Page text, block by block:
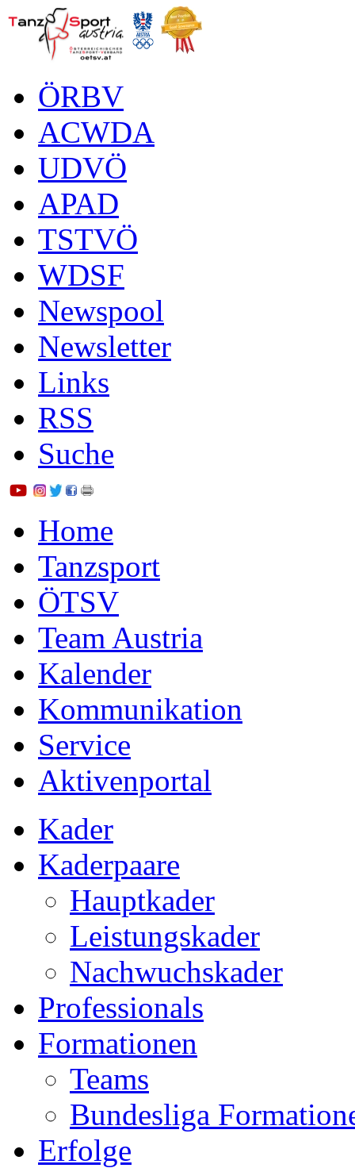
ÖRBV
ACWDA
UDVÖ
APAD
TSTVÖ
WDSF
Newspool
Newsletter
Links
RSS
Suche
Home
Tanzsport
ÖTSV
Team Austria
Kalender
Kommunikation
Service
Aktivenportal
Kader
Kaderpaare
Hauptkader
Leistungskader
Nachwuchskader
Professionals
Formationen
Teams
Bundesliga
Erfolge